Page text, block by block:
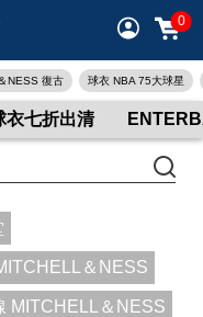
0
NESS 復古 球衣 NBA 75大球星
衣七折出清
＆NESS
MITCHELL＆NESS